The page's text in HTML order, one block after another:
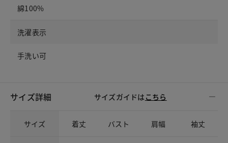
綿100%
洗濯表示
手洗い可
サイズ詳細 サイズガイドは こちら
サイズ 着丈 バスト 肩幅 袖丈